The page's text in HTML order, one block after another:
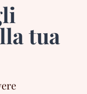
tua